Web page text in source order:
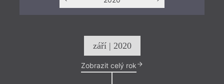
září | 2020
Zobrazit celý rok